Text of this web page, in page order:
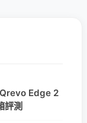
Edge 2
評測